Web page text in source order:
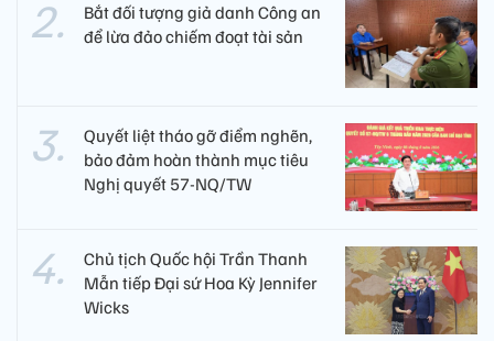
Bắt đối tượng giả danh Công an
để lừa đảo chiếm đoạt tài sản
Quyết liệt tháo gỡ điểm nghẽn,
bảo đảm hoàn thành mục tiêu
Nghị quyết 57-NQ/TW
Chủ tịch Quốc hội Trần Thanh
Mẫn tiếp Đại sứ Hoa Kỳ Jennifer
Wicks